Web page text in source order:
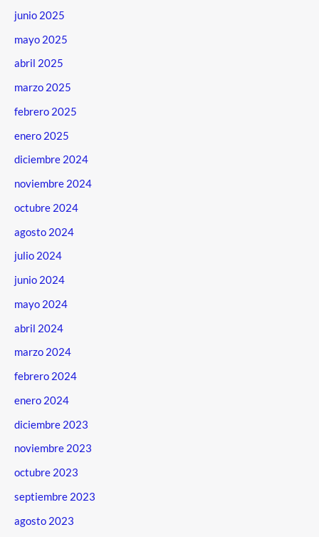
junio 2025
mayo 2025
abril 2025
marzo 2025
febrero 2025
enero 2025
diciembre 2024
noviembre 2024
octubre 2024
agosto 2024
julio 2024
junio 2024
mayo 2024
abril 2024
marzo 2024
febrero 2024
enero 2024
diciembre 2023
noviembre 2023
octubre 2023
septiembre 2023
agosto 2023